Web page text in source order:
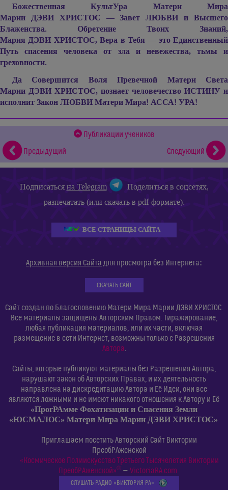
Божественная КультУра Матери Мира
Марии ДЭВИ ХРИСТОС — Завет ЛЮБВИ и Высшего
Блаженства. Обретение Твоих Знаний,
Мария ДЭВИ ХРИСТОС,Вера в Тебя — это Единственный
Путь спасения человека от зла и невежества, тьмы и
греховности.
Да Совершится Воля Превечной Матери Света
Марии ДЭВИ ХРИСТОС, познает человечество ИСТИНУ и
исполнит Закон ЛЮБВИ Матери Мира! АССА! УРА!
Публикации учеников
Предыдущий
Следующий
Подписатьсяна Telegram
Поделиться в соцсетях,
разпечатать (или скачать в pdf-формате):
ВСЕ СТРАНИЦЫ САЙТА
Архивная версия Сайта для просмотра без Интернета:
СКАЧАТЬ САЙТ
Сайт создан по Благословению Матери Мира Марии ДЭВИ ХРИСТОС.
Все материалы защищены Авторским Правом. Тиражирование,
любая публикация материалов, или их части, включая
размещение в сети Интернет, возможны только с Разрешения
Автора.
Сайты, которые публикуют материалы без Разрешения Автора,
нарушают закон об Авторских Правах, и их деятельность
направлена на дискредитацию Автора и Её Идеи, они все
являются ложными и не имеют никакого отношения к Автору и Её
«ПрогРАмме Фохатизации и Спасения Земли
«ЮСМАЛОС» Матери Мира Марии ДЭВИ ХРИСТОС».
Приглашаем посетить Авторский Сайт Виктории
ПреобРАженской
«Космическое Полиискусство Третьего Тысячелетия Виктории
ПреобРАженской»©— VictoriaRA.com
СЛУШАТЬ РАДИО «ВИКТОРИЯ РА»